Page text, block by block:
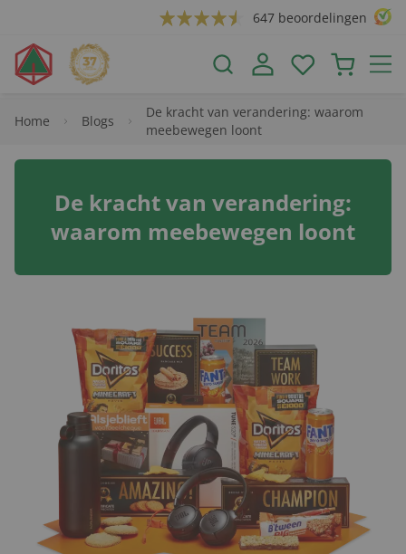
647 beoordelingen
Home Blogs
De kracht van verandering: waarom
meebewegen loont
De kracht van verandering:
waarom meebewegen loont